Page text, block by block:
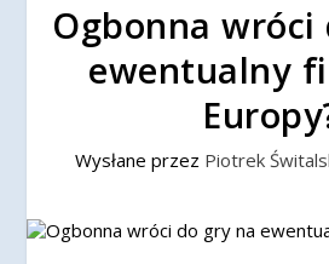
Ogbonna wróci
ewentualny
Wysłane przez Piotrek